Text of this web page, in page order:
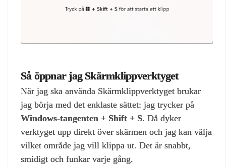
Så öppnar jag Skärmklippverktyget
När jag ska använda Skärmklippverktyget brukar
jag börja med det enklaste sättet: jag trycker på
Windows‑tangenten + Shift + S. Då dyker
verktyget upp direkt över skärmen och jag kan välja
vilket område jag vill klippa ut. Det är snabbt,
smidigt och funkar varje gång.